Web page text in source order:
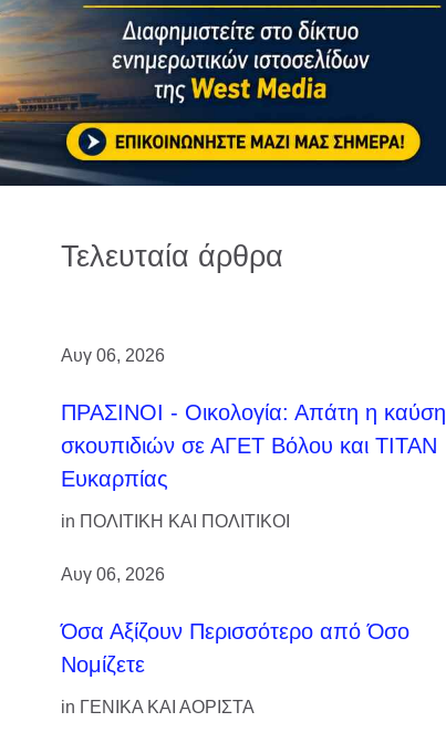
Τελευταία άρθρα
Αυγ 06, 2026
ΠΡΑΣΙΝΟΙ - Οικολογία: Απάτη η καύση
σκουπιδιών σε ΑΓΕΤ Βόλου και ΤΙΤΑΝ
Ευκαρπίας
in ΠΟΛΙΤΙΚΗ ΚΑΙ ΠΟΛΙΤΙΚΟΙ
Αυγ 06, 2026
Όσα Αξίζουν Περισσότερο από Όσο
Νομίζετε
in ΓΕΝΙΚΑ ΚΑΙ ΑΟΡΙΣΤΑ